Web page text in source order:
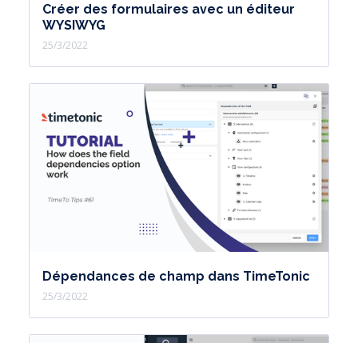
Créer des formulaires avec un éditeur
WYSIWYG
25/3/2022
Dépendances de champ dans TimeTonic
25/3/2022